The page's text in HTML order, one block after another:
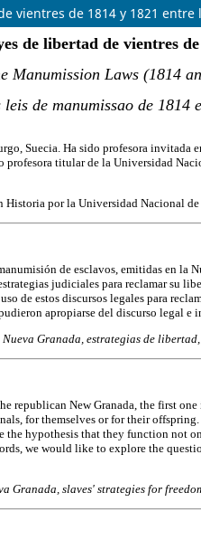
vientres de 1814 y 1821